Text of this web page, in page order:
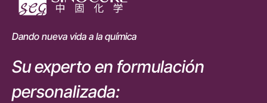
Dando nueva vida a la química
Su experto en formulación
personalizada: